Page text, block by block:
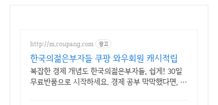
http://m.coupang.com 광고
한국의젊은부자들 쿠팡 와우회원 캐시적립
복잡한 경제 개념도 한국의젊은부자들, 쉽게! 30일
무료반품으로 시작하세요. 경제 공부 막막했다면, 초